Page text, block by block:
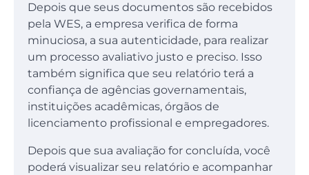
Depois que seus documentos são recebidos
pela WES, a empresa verifica de forma
minuciosa, a sua autenticidade, para realizar
um processo avaliativo justo e preciso. Isso
também significa que seu relatório terá a
confiança de agências governamentais,
instituições acadêmicas, órgãos de
licenciamento profissional e empregadores.
Depois que sua avaliação for concluída, você
poderá visualizar seu relatório e acompanhar